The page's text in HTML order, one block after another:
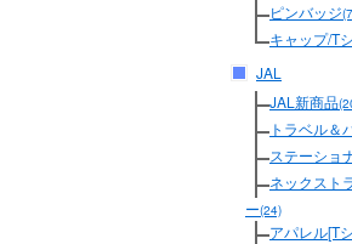
ピンバッジ
キャップ/T
JAL
JAL新商品
トラベル＆
ステーショ
ネックスト
ー(24)
アパレル[T